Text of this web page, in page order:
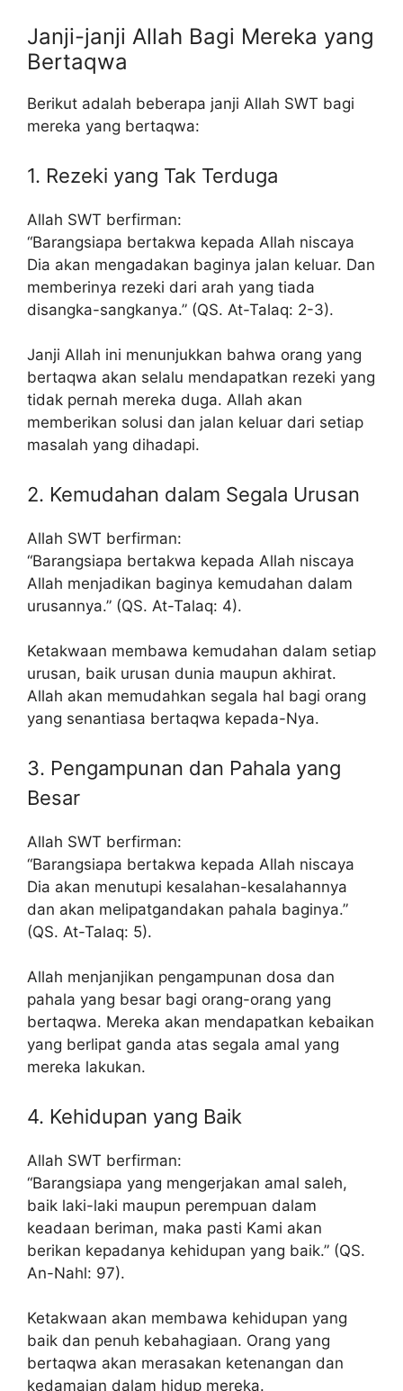
Janji-janji Allah Bagi Mereka yang
Bertaqwa
Berikut adalah beberapa janji Allah SWT bagi
mereka yang bertaqwa:
1. Rezeki yang Tak Terduga
Allah SWT berfirman:
“Barangsiapa bertakwa kepada Allah niscaya
Dia akan mengadakan baginya jalan keluar. Dan
memberinya rezeki dari arah yang tiada
disangka-sangkanya.” (QS. At-Talaq: 2-3).
Janji Allah ini menunjukkan bahwa orang yang
bertaqwa akan selalu mendapatkan rezeki yang
tidak pernah mereka duga. Allah akan
memberikan solusi dan jalan keluar dari setiap
masalah yang dihadapi.
2. Kemudahan dalam Segala Urusan
Allah SWT berfirman:
“Barangsiapa bertakwa kepada Allah niscaya
Allah menjadikan baginya kemudahan dalam
urusannya.” (QS. At-Talaq: 4).
Ketakwaan membawa kemudahan dalam setiap
urusan, baik urusan dunia maupun akhirat.
Allah akan memudahkan segala hal bagi orang
yang senantiasa bertaqwa kepada-Nya.
3. Pengampunan dan Pahala yang
Besar
Allah SWT berfirman:
“Barangsiapa bertakwa kepada Allah niscaya
Dia akan menutupi kesalahan-kesalahannya
dan akan melipatgandakan pahala baginya.”
(QS. At-Talaq: 5).
Allah menjanjikan pengampunan dosa dan
pahala yang besar bagi orang-orang yang
bertaqwa. Mereka akan mendapatkan kebaikan
yang berlipat ganda atas segala amal yang
mereka lakukan.
4. Kehidupan yang Baik
Allah SWT berfirman:
“Barangsiapa yang mengerjakan amal saleh,
baik laki-laki maupun perempuan dalam
keadaan beriman, maka pasti Kami akan
berikan kepadanya kehidupan yang baik.” (QS.
An-Nahl: 97).
Ketakwaan akan membawa kehidupan yang
baik dan penuh kebahagiaan. Orang yang
bertaqwa akan merasakan ketenangan dan
kedamaian dalam hidup mereka.